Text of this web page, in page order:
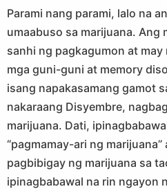
Parami nang parami, lalo na
umaabuso sa marijuana. Ang
sanhi ng pagkagumon at
mga guni-guni at memory
isang napakasamang gamot
nakaraang Disyembre,
marijuana. Dati,
“pagmamay-ari ng marijuana”
pagbibigay ng marijuana sa
ipinagbabawal na rin ngayon